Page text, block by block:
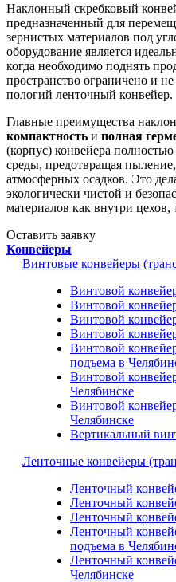
Наклонный скребковый
предназначенный для
зернистых материалов под
оборудование является
когда необходимо поднять
пространство ограничено и
пологий ленточный конвейер.
Главные преимущества
компактность и полная
(корпус) конвейера
среды, предотвращая
атмосферных осадков. Это
экологически чистой и
материалов как внутри
Оставить заявку
Конвейеры
Винтовые конвейеры
Винтовой
Винтовой
Винтовой
Винтовой
Винтовой
подъема в
Винтовой
Челябинске
Винтовой
Челябинске
Вертикальный
Ленточные конвейеры
Ленточный
Ленточный
Ленточный
Ленточный
подъема в
Ленточный
Челябинске